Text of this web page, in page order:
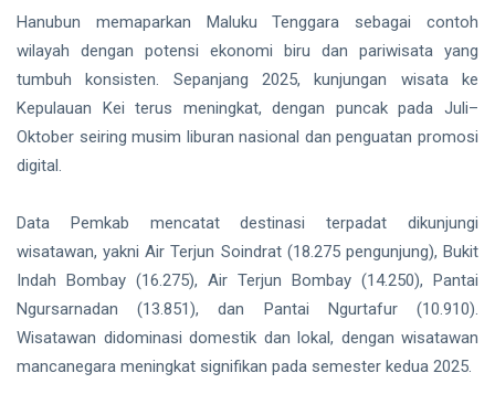
Hanubun memaparkan Maluku Tenggara sebagai contoh
wilayah dengan potensi ekonomi biru dan pariwisata yang
tumbuh konsisten. Sepanjang 2025, kunjungan wisata ke
Kepulauan Kei terus meningkat, dengan puncak pada Juli–
Oktober seiring musim liburan nasional dan penguatan promosi
digital.
Data Pemkab mencatat destinasi terpadat dikunjungi
wisatawan, yakni Air Terjun Soindrat (18.275 pengunjung), Bukit
Indah Bombay (16.275), Air Terjun Bombay (14.250), Pantai
Ngursarnadan (13.851), dan Pantai Ngurtafur (10.910).
Wisatawan didominasi domestik dan lokal, dengan wisatawan
mancanegara meningkat signifikan pada semester kedua 2025.